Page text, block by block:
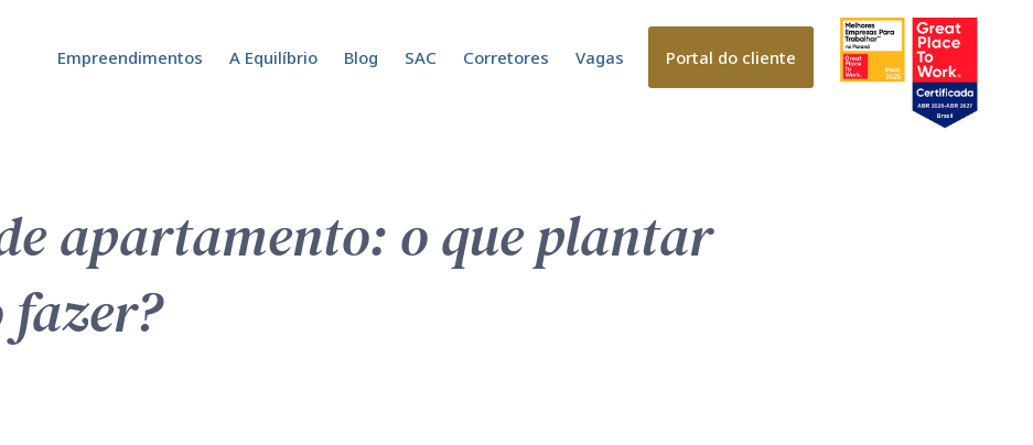
Empreendimentos A Equilíbrio Blog SAC Corretores Vagas Portal do cliente
apartamento: o que plantar
fazer?